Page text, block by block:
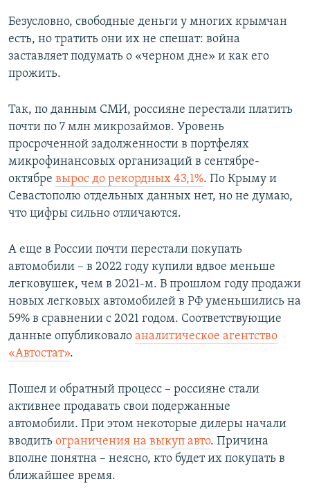
Безусловно, свободные деньги у многих крымчан
есть, но тратить они их не спешат: война
заставляет подумать о «черном дне» и как его
прожить.
Так, по данным СМИ, россияне перестали платить
почти по 7 млн микрозаймов. Уровень
просроченной задолженности в портфелях
микрофинансовых организаций в сентябре-
октябре вырос до рекордных 43,1%. По Крыму и
Севастополю отдельных данных нет, но не думаю,
что цифры сильно отличаются.
А еще в России почти перестали покупать
автомобили – в 2022 году купили вдвое меньше
легковушек, чем в 2021-м. В прошлом году продажи
новых легковых автомобилей в РФ уменьшились на
59% в сравнении с 2021 годом. Соответствующие
данные опубликовало аналитическое агентство
«Автостат».
Пошел и обратный процесс – россияне стали
активнее продавать свои подержанные
автомобили. При этом некоторые дилеры начали
вводить ограничения на выкуп авто. Причина
вполне понятна – неясно, кто будет их покупать в
ближайшее время.